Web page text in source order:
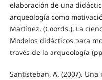
elaboración de una
arqueología como
Martínez. (Coords.), La
Modelos didácticos para
través de la arqueología
Santisteban, A. (2007).